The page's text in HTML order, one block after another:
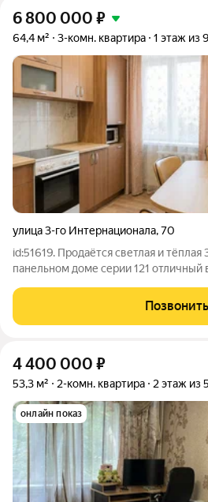
6 800 000 ₽
64,4 м² 3-комн. квартира 1 этаж из 9
улица 3-го Интернационала,70
id:51619. Продаётся светлая и тёплая
панельном доме серии 121 отличный вариант для семьи или
дарят приватность каждому члену
позволяет зонально
Позвонить
4 400 000 ₽
53,3 м² 2-комн. квартира 2 этаж из 5
онлайн показ